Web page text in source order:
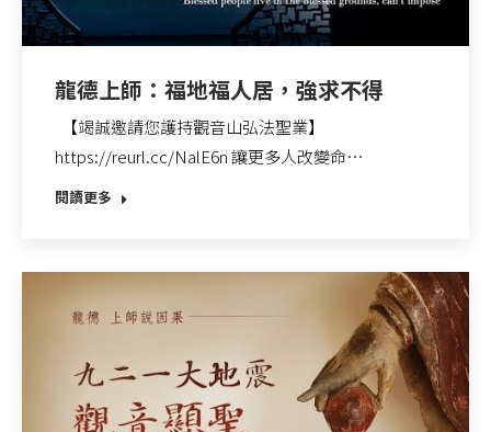
龍德上師：福地福人居，強求不得
【竭誠邀請您護持觀音山弘法聖業】
https://reurl.cc/NalE6n 讓更多人改變命…
閱讀更多